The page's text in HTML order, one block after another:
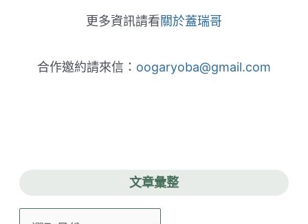
更多資訊請看關於蓋瑞哥
合作邀約請來信： oogaryoba@gmail.com
文章彙整